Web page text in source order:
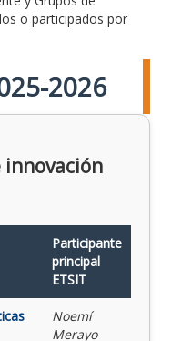
o participados por
2026
innovación
Participante
principal
ETSIT
Noemí
Merayo